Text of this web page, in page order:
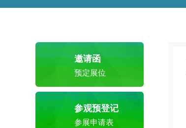
邀请函
预定展位
参观预登记
参展申请表